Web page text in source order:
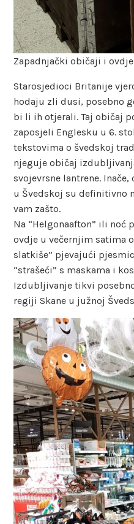
Zapadnjački običaji i
Starosjedioci Britanije
hodaju zli dusi, posebno
bi li ih otjerali. Taj običaj
zaposjeli Englesku u 6.
tekstovima o švedskoj
njeguje običaj
svojevrsne lantrene.
u Švedskoj su definitivno
vam zašto.
Na “Helgonaafton” ili noć
ovdje u večernjim satima
slatkiše” pjevajući
“strašeći” s maskama i
Izdubljivanje tikvi
regiji Skane u južnoj